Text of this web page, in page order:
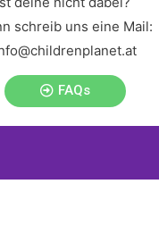
schreib uns eine Mail:
FAQs